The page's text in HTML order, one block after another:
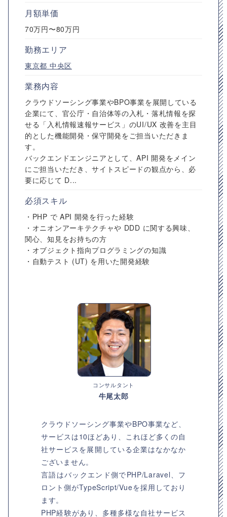
月額単価
70万円〜80万円
勤務エリア
東京都 中央区
業務内容
クラウドソーシング事業やBPO事業を展開している
企業にて、官公庁・自治体等の入札・落札情報を探
せる「入札情報速報サービス」のUI/UX 改善を主目
的とした機能開発・保守開発をご担当いただきま
す。
バックエンドエンジニアとして、API 開発をメイン
にご担当いただき、サイトスピードの観点から、必
要に応じて D...
必須スキル
・PHP で API 開発を行った経験
・オニオンアーキテクチャや DDD に関する興味、
関心、知見をお持ちの方
・オブジェクト指向プログラミングの知識
・自動テスト (UT) を用いた開発経験
コンサルタント
牛尾太郎
クラウドソーシング事業やBPO事業など、
サービスは10ほどあり、これほど多くの自
社サービスを展開している企業はなかなか
ございません。
言語はバックエンド側でPHP/Laravel、フ
ロント側がTypeScript/Vueを採用しており
ます。
PHP経験があり、多種多様な自社サービス